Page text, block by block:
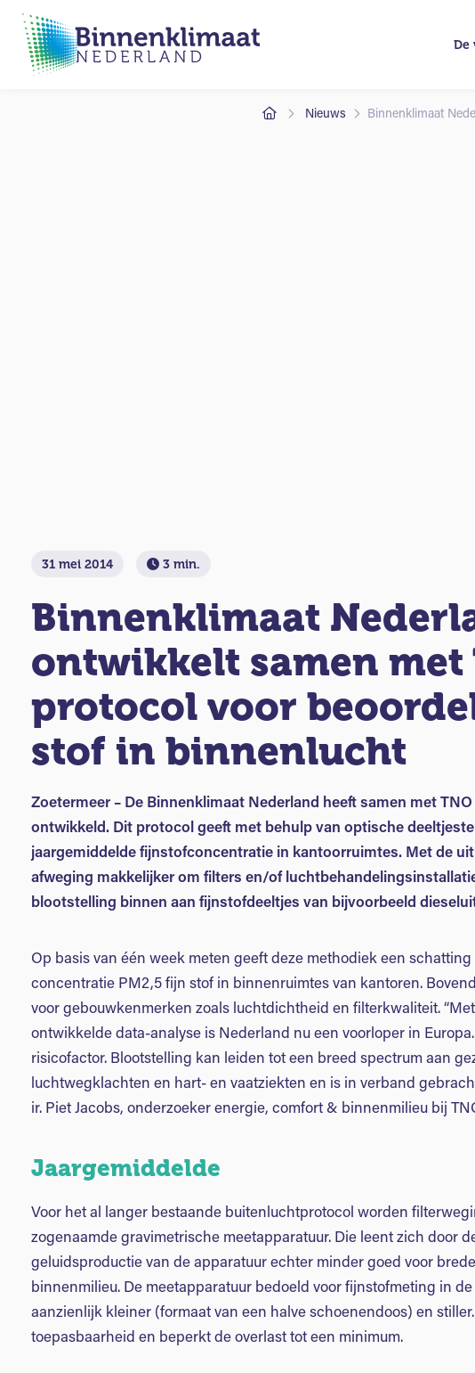
De
Nieuws Binnenklimaat
31 mei 2014 3 min.
Binnenklimaat
ontwikkelt samen met
protocol voor
stof in binnenlucht
Zoetermeer – De Binnenklimaat Nederland heeft samen met
ontwikkeld. Dit protocol geeft met behulp van optische
jaargemiddelde fijnstofconcentratie in kantoorruimtes. Met de
afweging makkelijker om filters en/of
blootstelling binnen aan fijnstofdeeltjes van bijvoorbeeld
Op basis van één week meten geeft deze methodiek een
concentratie PM2,5 fijn stof in binnenruimtes van kantoren.
voor gebouwkenmerken zoals luchtdichtheid en filterkwaliteit.
ontwikkelde data-analyse is Nederland nu een voorloper in
risicofactor. Blootstelling kan leiden tot een breed spectrum aan
luchtwegklachten en hart- en vaatziekten en is in verband
ir. Piet Jacobs, onderzoeker energie, comfort & binnenmilieu bij
Jaargemiddelde
Voor het al langer bestaande buitenluchtprotocol worden
zogenaamde gravimetrische meetapparatuur. Die leent zich door
geluidsproductie van de apparatuur echter minder goed voor
binnenmilieu. De meetapparatuur bedoeld voor fijnstofmeting in
aanzienlijk kleiner (formaat van een halve schoenendoos) en
toepasbaarheid en beperkt de overlast tot een minimum.